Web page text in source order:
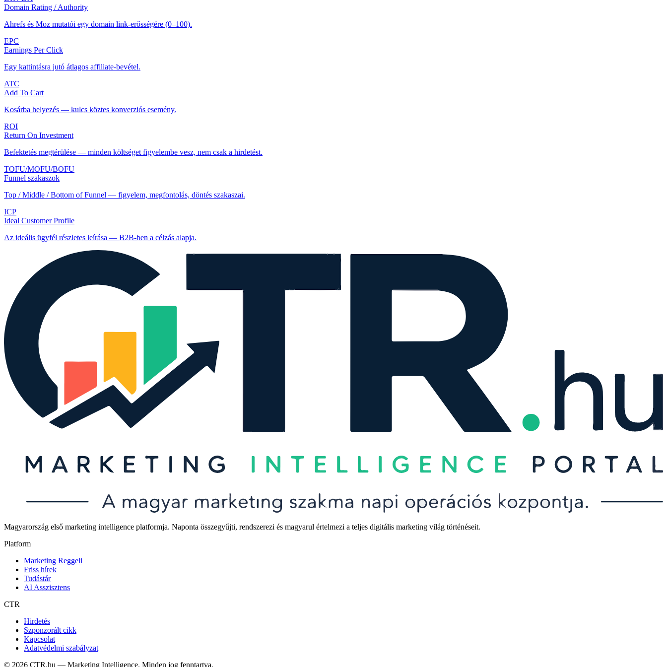
Domain Rating / Authority
Ahrefs és Moz mutatói egy domain link-erősségére (0–100).
EPC
Earnings Per Click
Egy kattintásra jutó átlagos affiliate-bevétel.
ATC
Add To Cart
Kosárba helyezés — kulcs köztes konverziós esemény.
ROI
Return On Investment
Befektetés megtérülése — minden költséget figyelembe vesz, nem csak a hirdetést.
TOFU/MOFU/BOFU
Funnel szakaszok
Top / Middle / Bottom of Funnel — figyelem, megfontolás, döntés szakaszai.
ICP
Ideal Customer Profile
Az ideális ügyfél részletes leírása — B2B-ben a célzás alapja.
Magyarország első marketing intelligence platformja. Naponta összegyűjti, rendszerezi és magyarul értelmezi a teljes digitális marketing világ történéseit.
Platform
Marketing Reggeli
Friss hírek
Tudástár
AI Asszisztens
CTR
Hirdetés
Szponzorált cikk
Kapcsolat
Adatvédelmi szabályzat
© 2026 CTR.hu — Marketing Intelligence. Minden jog fenntartva.